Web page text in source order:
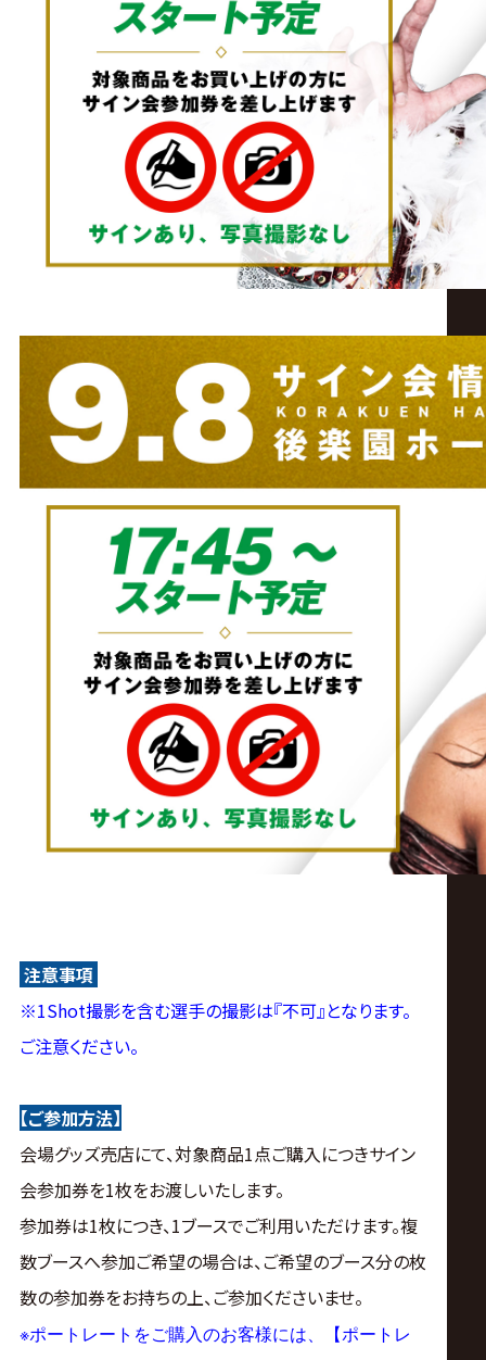
注意事項
※1Shot撮影を含む選手の撮影は『不可』となります。
ご注意ください。
【ご参加方法】
会場グッズ売店にて、対象商品1点ご購入につきサイン
会参加券を1枚をお渡しいたします。
参加券は1枚につき、1ブースでご利用いただけます。複
数ブースへ参加ご希望の場合は、ご希望のブース分の枚
数の参加券をお持ちの上、ご参加くださいませ。
※ポートレートをご購入のお客様には、【ポートレ